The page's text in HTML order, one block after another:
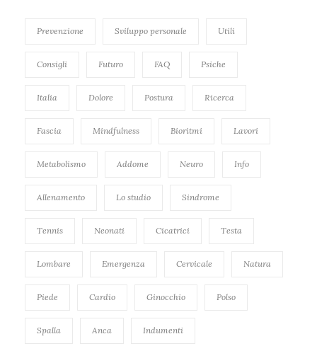
Prevenzione Sviluppo personale Utili
Consigli Futuro FAQ Psiche
Italia Dolore Postura Ricerca
Fascia Mindfulness Bioritmi Lavori
Metabolismo Addome Neuro Info
Allenamento Lo studio Sindrome
Tennis Neonati Cicatrici Testa
Lombare Emergenza Cervicale Natura
Piede Cardio Ginocchio Polso
Spalla Anca Indumenti